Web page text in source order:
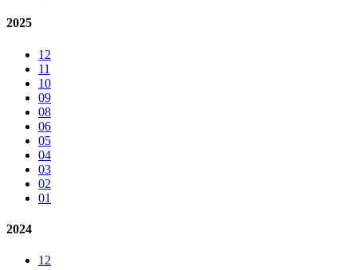
2025
12
11
10
09
08
06
05
04
03
02
01
2024
12